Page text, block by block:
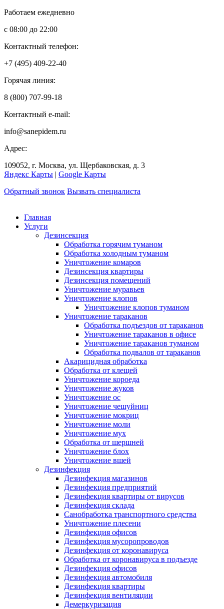
Работаем ежедневно
с 08:00 до 22:00
Контактный телефон:
+7 (495) 409-22-40
Горячая линия:
8 (800) 707-99-18
Контактный e-mail:
info@sanepidem.ru
Адрес:
109052, г. Москва, ул. Щербаковская, д. 3
Яндекс Карты | Google Карты
Обратный звонок Вызвать специалиста
Главная
Услуги
Дезинсекция
Обработка горячим туманом
Обработка холодным туманом
Уничтожение комаров
Дезинсекция квартиры
Дезинсекция помещений
Уничтожение муравьев
Уничтожение клопов
Уничтожение клопов туманом
Уничтожение тараканов
Обработка подъездов от тараканов
Уничтожение тараканов в офисе
Уничтожение тараканов туманом
Обработка подвалов от тараканов
Акарицидная обработка
Обработка от клещей
Уничтожение короеда
Уничтожение жуков
Уничтожение ос
Уничтожение чешуйниц
Уничтожение мокриц
Уничтожение моли
Уничтожение мух
Обработка от шершней
Уничтожение блох
Уничтожение вшей
Дезинфекция
Дезинфекция магазинов
Дезинфекция предприятий
Дезинфекция квартиры от вирусов
Дезинфекция склада
Санобработка транспортного средства
Уничтожение плесени
Дезинфекция офисов
Дезинфекция мусоропроводов
Дезинфекция от коронавируса
Обработка от коронавируса в подъезде
Дезинфекция офисов
Дезинфекция автомобиля
Дезинфекция квартиры
Дезинфекция вентиляции
Демеркуризация